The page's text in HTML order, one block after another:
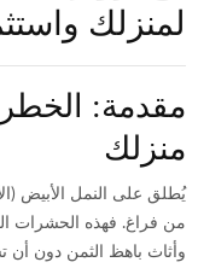
لمنزلك
مقدمة:
منزلك
يُطلق على النمل الأبيض
من فراغ. فهذه الحشرات
وأثاث باهظ الثمن دون أن